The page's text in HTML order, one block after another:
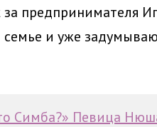
предпринимателя
и уже
Симба?» Певица